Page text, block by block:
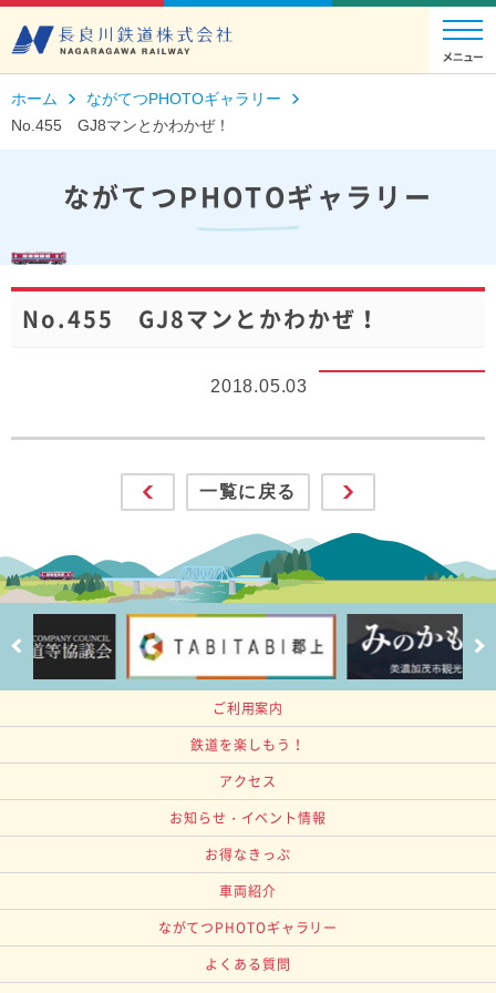
ホーム
ながてつPHOTOギャラリー
No.455 GJ8マンとかわかぜ！
ながてつPHOTOギャラリー
No.455 GJ8マンとかわかぜ！
2018.05.03
一覧に戻る
ご利用案内
鉄道を楽しもう！
アクセス
お知らせ・イベント情報
お得なきっぷ
車両紹介
ながてつPHOTOギャラリー
よくある質問